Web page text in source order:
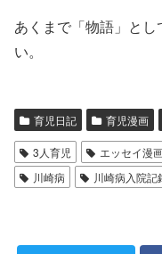
あくまで「物語」と
い。
育児日記 育児漫画
3人育児 エッセイ漫
川崎病
川崎病入院記